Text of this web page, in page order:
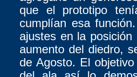
que el prototipo
cumplían esa
ajustes en la
aumento del diedro,
de Agosto. El